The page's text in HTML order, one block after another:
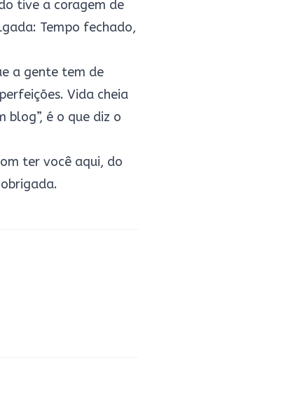
tive a coragem de
Tempo fechado,
a gente tem de
Vida cheia
blog”, é o que diz o
ter você aqui, do